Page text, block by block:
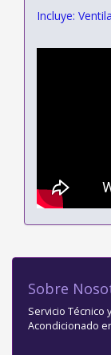
Incluye:
Sobre
Servicio Técnico
Acondicionado